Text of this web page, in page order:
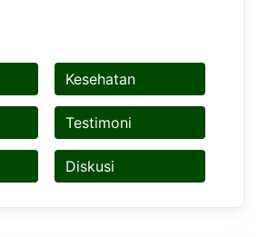
Kesehatan
Testimoni
Diskusi